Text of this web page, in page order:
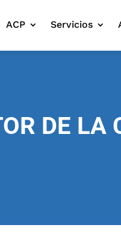
ACP Servicios
DE LA